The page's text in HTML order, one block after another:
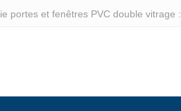
portes et fenêtres PVC double vitrage :